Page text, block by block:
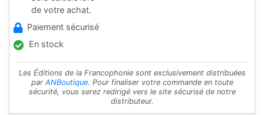
de votre achat.
Paiement sécurisé
En stock
Les Éditions de la Francophonie sont exclusivement distribuées
par ANBoutique. Pour finaliser votre commande en toute
sécurité, vous serez redirigé vers le site sécurisé de notre
distributeur.